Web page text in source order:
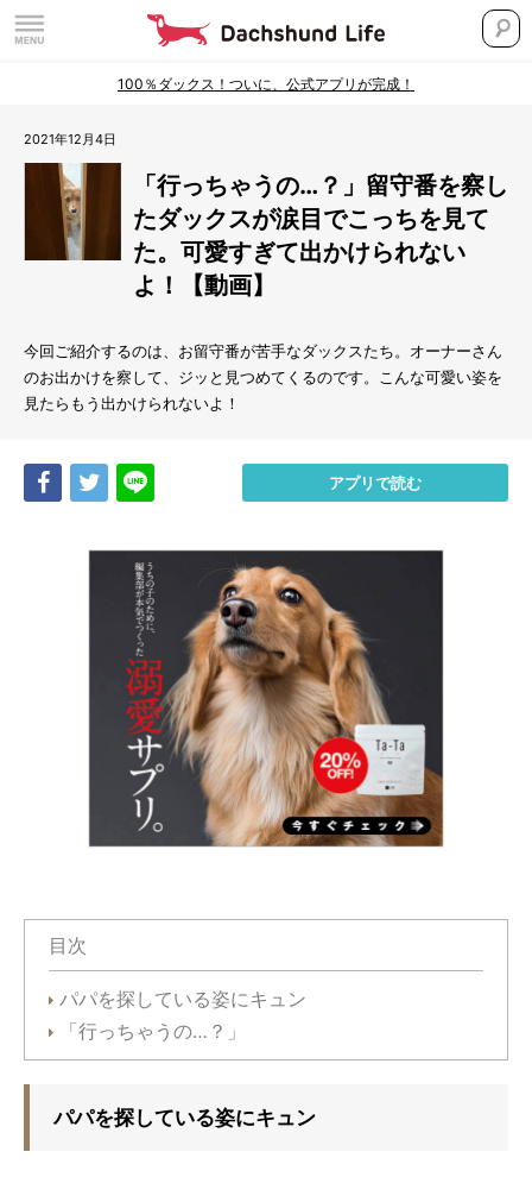
100％ダックス！ついに、公式アプリが完成！
2021年12月4日
「行っちゃうの…？」留守番を察し
たダックスが涙目でこっちを見て
た。可愛すぎて出かけられない
よ！【動画】
今回ご紹介するのは、お留守番が苦手なダックスたち。オーナーさん
のお出かけを察して、ジッと見つめてくるのです。こんな可愛い姿を
見たらもう出かけられないよ！
Share Tweet アプリで読む
目次
パパを探している姿にキュン
「行っちゃうの…？」
パパを探している姿にキュン